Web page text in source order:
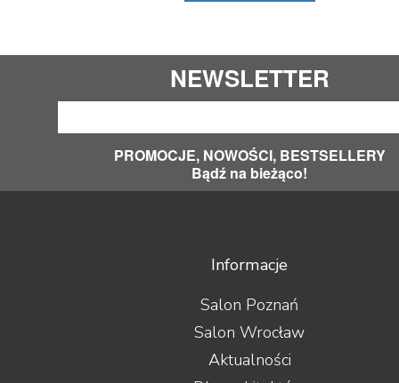
NEWSLETTER
PROMOCJE, NOWOŚCI, BESTSELLERY
Bądź na bieżąco!
Informacje
Salon Poznań
Salon Wrocław
Aktualności